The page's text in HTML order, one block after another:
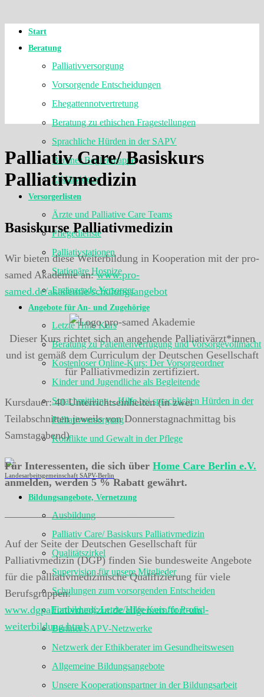
Start
Beratung
Palliativversorgung
Vorsorgende Entscheidungen
Ehegattennotvertretung
Beratung zu ethischen Fragestellungen
Sprachliche Hürden in der SAPV
Berliner Begleitmappe
Erklärvideos
Versorgerlisten
Ärzte und Palliative Care Teams
Pflegedienste
Palliativstationen
Stationäre Hospize
Ergänzende Versorger
Angebote für An- und Zugehörige
Letzte Hilfe Kurs
Beratung zu Patientenverfügung und Vorsorgevollmacht
Kostenloser Online-Kurs: Der Vorsorgeordner
Kinder und Jugendliche als Begleitende
Sprachmittlung – Hilfe bei sprachlichen Hürden in der
Palliativversorgung
Konflikte und Gewalt in der Pflege
Landesarbeitsgemeinschaft SAPV-Berlin
Bildungsangebote, Vernetzung
Ausbildung
Palliativ Care/ Basiskurs Palliativmedizin
Qualitätszirkel
Supervision für unsere Mitglieder
Schulungen zum vorsorgenden Entscheiden
Fortbildung: Letzte Hilfe Kurs für Profis
Berliner SAPV-Netzwerke
Netzwerk der Ethikberater im Gesundheitswesen
Allgemeine Bildungsangebote
Unsere Kooperationspartner in der Bildungsarbeit
Palliativ Care/ Basiskurs
Palliativmedizin
Basiskurse Palliativmedizin
Wir bieten diese Weiterbildung in Kooperation mit der pro-
samed Akademie an:www.pro-
samed.de/akademie/schulungsangebot
Dieser Kurs richtet sich an angehende Palliativärzt*innen
und ist gemäß dem Curriculum der Deutschen Gesellschaft
für Palliativmedizin zertifiziert.
Kursdauer: 40 Unterrichtseinheiten (in zwei
Teilabschnitten jeweils von Donnerstagnachmittag bis
Samstagabend)
Für Interessenten, die sich über Home Care Berlin e.V.
anmelden, werden 5 % Rabatt gewährt.
________________________________
Auf der Seite der Deutschen Gesellschaft für
Palliativmedizin (DGP) finden Sie bundesweite Angebote
für die palliativmedizinische Qualifizierung für viele
Berufsgruppen:
www.dgpalliativmedizin.de/allgemein/fort-und-
weiterbildung.html